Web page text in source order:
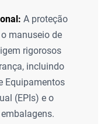
A proteção
manuseio de
rigorosos
incluindo
Equipamentos
(EPIs) e o